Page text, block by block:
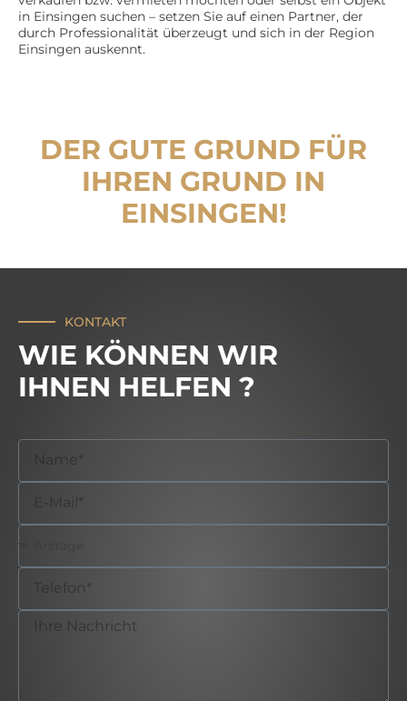
in Einsingen suchen – setzen Sie auf einen Partner, der
durch Professionalität überzeugt und sich in der Region
Einsingen auskennt.
DER GUTE GRUND FÜR
IHREN GRUND IN
EINSINGEN!
KONTAKT
WIE KÖNNEN WIR
IHNEN HELFEN ?